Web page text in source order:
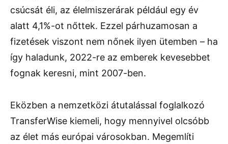
csúcsát éli, az élelmiszerárak például egy év
alatt 4,1%-ot nőttek. Ezzel párhuzamosan a
fizetések viszont nem nőnek ilyen ütemben – ha
így haladunk, 2022-re az emberek kevesebbet
fognak keresni, mint 2007-ben.
Eközben a nemzetközi átutalással foglalkozó
TransferWise kiemeli, hogy mennyivel olcsóbb
az élet más európai városokban. Megemlíti